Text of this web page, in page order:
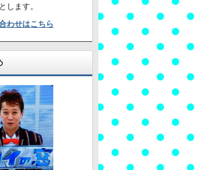
します。
わせはこちら